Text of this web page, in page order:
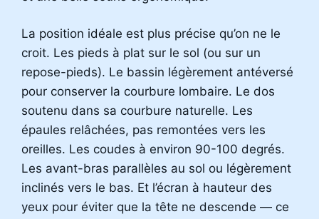
La position idéale est plus précise qu’on ne le
croit. Les pieds à plat sur le sol (ou sur un
repose-pieds). Le bassin légèrement antéversé
pour conserver la courbure lombaire. Le dos
soutenu dans sa courbure naturelle. Les
épaules relâchées, pas remontées vers les
oreilles. Les coudes à environ 90-100 degrés.
Les avant-bras parallèles au sol ou légèrement
inclinés vers le bas. Et l’écran à hauteur des
yeux pour éviter que la tête ne descende — ce